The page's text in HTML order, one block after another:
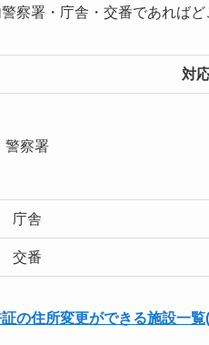
察署・庁舎・交番であれば
対
警察署
庁舎
交番
の住所変更ができる施設一